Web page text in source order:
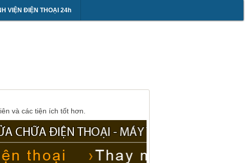
VIỆN ĐIỆN THOẠI 24h
và các tiện ích tốt hơn.